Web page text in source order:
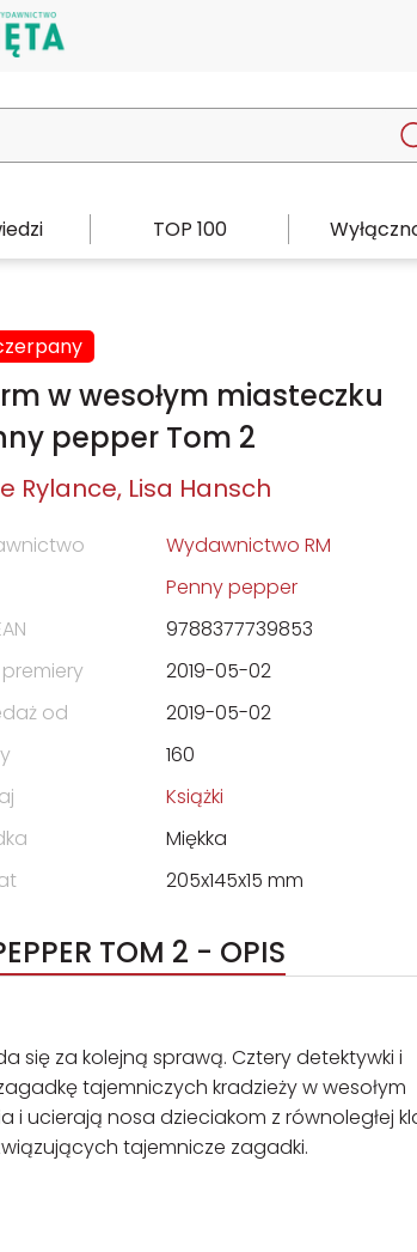
TOP 100
w wesołym miasteczku
pepper Tom 2
Rylance Lisa Hansch
Wydawnictwo RM
Penny pepper
9788377739853
2019-05-02
od
2019-05-02
160
Książki
Miękka
205x145x15 mm
TOM 2 - OPIS
się za kolejną sprawą. Cztery detektywki i
tajemniczych kradzieży w wesołym
i ucierają nosa dzieciakom z równoległej
tajemnicze zagadki.